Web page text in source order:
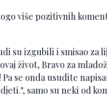
više pozitivnih
su izgubili i smisao za
život, Bravo za
Pa se onda usudite
samo su neki od